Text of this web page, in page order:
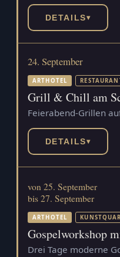
DETAILS▾
24. September
ARTHOTEL
Grill & Chill am
Feierabend-Grillen
DETAILS▾
von 25. September
bis 27. September
ARTHOTEL
Gospelworkshop
Drei Tage moderne